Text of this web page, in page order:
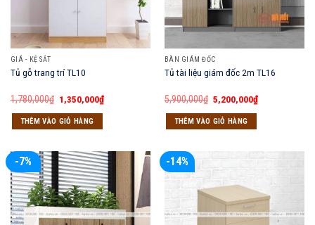
GIÁ - KỆ SẮT
Tủ gỗ trang trí TL10
1,780,000₫ Giá
gốc
là:
1,780,000₫.
1,350,000₫Giá
hiện
THÊM VÀO GIỎ HÀNG
BÀN GIÁM ĐỐC
Tủ tài liệu giám đốc 2m TL16
5,900,000₫ Giá
gốc
là:
5,900,000₫.
5,200,000₫Giá
hiện
THÊM VÀO GIỎ HÀNG
-7% -14%